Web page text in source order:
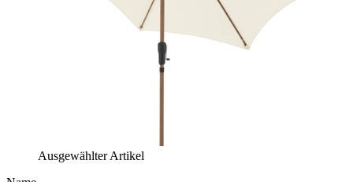
Ausgewählter Artikel